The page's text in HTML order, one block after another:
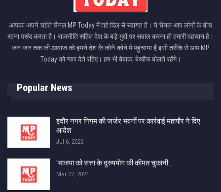
आपका अपने चहेते चैनल MP Today में तहे दिल से स्वागत है। ये चैनल आप लोगों के बीच
रहना पसंद करता है। राजनीति सहित देश के बड़े मुद्दों पर सवाल करना ही हमारी पहचान है।
जन-जन तक की आवाज को हमने देश के कोने-कोने में पहुंचाया है इसी तरीके से आप MP
Today को प्यार देते रहिए। हम भी बेबाक, बेखौफ बोलते रहेंगे।
Popular News
इंदौर नगर निगम की जर्जर भवनों पर कार्रवाई महापौर ने दिए
आदेश
Jul 6, 2023
‘भाजपा को सत्ता के दुरुपयोग की कीमत चुकानी…
Mar 22, 2024